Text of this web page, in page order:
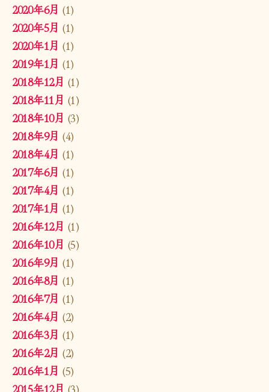
2020年6月 (1)
2020年5月 (1)
2020年1月 (1)
2019年1月 (1)
2018年12月 (1)
2018年11月 (1)
2018年10月 (3)
2018年9月 (4)
2018年4月 (1)
2017年6月 (1)
2017年4月 (1)
2017年1月 (1)
2016年12月 (1)
2016年10月 (5)
2016年9月 (1)
2016年8月 (1)
2016年7月 (1)
2016年4月 (2)
2016年3月 (1)
2016年2月 (2)
2016年1月 (5)
2015年12月 (3)